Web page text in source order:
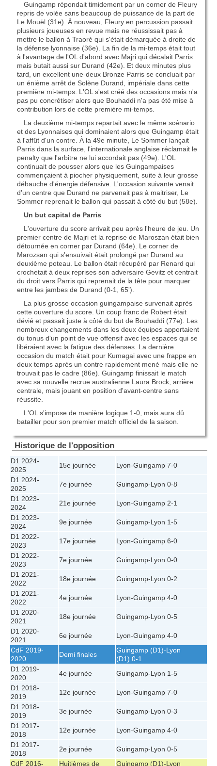
Guingamp répondait timidement par un corner de Fleury
repris de volée sans beaucoup de puissance de la part de
Le Mouël (31e). À nouveau, Fleury en percussion passait
plusieurs joueuses en revue mais ne réussissait pas à
mettre le ballon à Traoré qui s'était démarquée à droite de
la défense lyonnaise (36e). La fin de la mi-temps était tout
à l'avantage de l'OL d'abord avec Majri qui décalait Parris
mais butait aussi sur Durand (42e). Et deux minutes plus
tard, un excellent une-deux Bronze Parris se concluait par
un énième arrêt de Solène Durand, impériale dans cette
première mi-temps. L'OL s'est créé des occasions mais n'a
pas pu concrétiser alors que Bouhaddi n'a pas été mise à
contribution lors de cette première mi-temps.
La deuxième mi-temps repartait avec le même scénario
et des Lyonnaises qui dominaient alors que Guingamp était
à l'affût d'un contre. À la 49e minute, Le Sommer lançait
Parris dans la surface, l'internationale anglaise réclamait le
penalty que l'arbitre ne lui accordait pas (49e). L'OL
continuait de pousser alors que les Guingampaises
commençaient à piocher physiquement, suite à leur grosse
débauche d'énergie défensive. L'occasion suivante venait
d'un centre que Durand ne parvenait pas à maitriser, Le
Sommer reprenait le ballon qui passait à côté du but (58e).
Un but capital de Parris
L'ouverture du score arrivait peu après l'heure de jeu. Un
premier centre de Majri et la reprise de Maroszan était bien
détournée en corner par Durand (64e). Le corner de
Marozsan qui s'ensuivait était prolongé par Durand au
deuxième poteau. Le ballon était récupéré par Renard qui
crochetait à deux reprises son adversaire Gevitz et centrait
du droit vers Parris qui reprenait de la tête pour marquer
entre les jambes de Durand (0-1, 65').
La plus grosse occasion guingampaise survenait après
cette ouverture du score. Un coup franc de Robert était
dévié et passait juste à côté du but de Bouhaddi (77e). Les
nombreux changements dans les deux équipes apportaient
du tonus d'un point de vue offensif avec les espaces qui se
libéraient avec la fatigue des défenses. La dernière
occasion du match était pour Kumagai avec une frappe en
deux temps après un contre rapidement mené mais elle ne
trouvait pas le cadre (86e). Guingamp finissait le match
avec sa nouvelle recrue australienne Laura Brock, arrière
centrale, mais jouant en position d'avant-centre sans
réussite.
L'OL s'impose de manière logique 1-0, mais aura dû
batailler pour son premier match officiel de la saison.
Historique de l'opposition
D1 2024-
2025
15e journée Lyon-Guingamp 7-0
D1 2024-
2025
7e journée Guingamp-Lyon 0-8
D1 2023-
2024
21e journée Lyon-Guingamp 2-1
D1 2023-
2024
9e journée Guingamp-Lyon 1-5
D1 2022-
2023
17e journée Lyon-Guingamp 6-0
D1 2022-
2023
7e journée Guingamp-Lyon 0-0
D1 2021-
2022
18e journée Guingamp-Lyon 0-2
D1 2021-
2022
4e journée Lyon-Guingamp 4-0
D1 2020-
2021
18e journée Guingamp-Lyon 0-5
D1 2020-
2021
6e journée Lyon-Guingamp 4-0
CdF 2019-
2020
Demi finales
Guingamp (D1)-Lyon
(D1) 0-1
D1 2019-
2020
4e journée Guingamp-Lyon 1-5
D1 2018-
2019
12e journée Lyon-Guingamp 7-0
D1 2018-
2019
3e journée Guingamp-Lyon 0-3
D1 2017-
2018
12e journée Lyon-Guingamp 4-0
D1 2017-
2018
2e journée Guingamp-Lyon 0-5
CdF 2016-
Huitièmes de Guingamp (D1)-Lyon